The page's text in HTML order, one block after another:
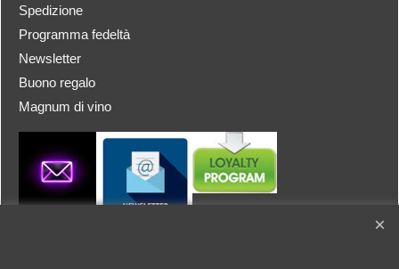
Spedizione
Programma fedeltà
Newsletter
Buono regalo
Magnum di vino